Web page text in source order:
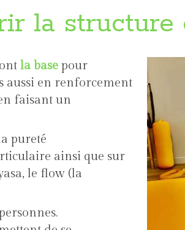
la structure
la base pour
aussi en renforcement
faisant un
pureté
ainsi que sur
le flow (la
personnes.